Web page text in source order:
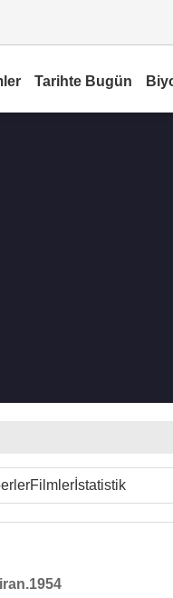
Tarihte Bugün
Filmlerİstatistik